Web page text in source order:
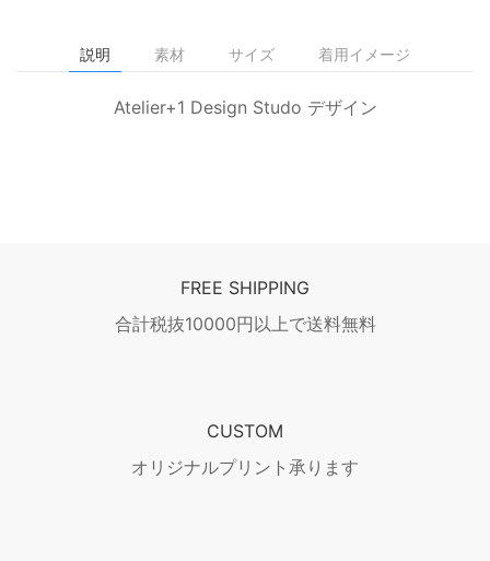
説明 素材 サイズ 着用イメージ
Atelier+1 Design Studo デザイン
FREE SHIPPING
合計税抜10000円以上で送料無料
CUSTOM
オリジナルプリント承ります